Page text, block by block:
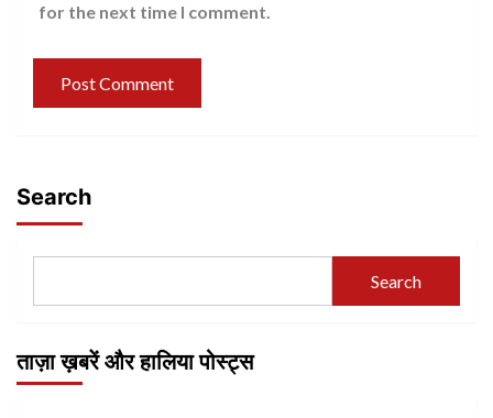
for the next time I comment.
Search
Search
ताज़ा ख़बरें और हालिया पोस्ट्स